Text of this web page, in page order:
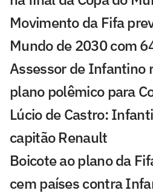
Movimento da Fifa
Mundo de 2030 com
Assessor de Infantino
plano polêmico para
Lúcio de Castro:
capitão Renault
Boicote ao plano da
cem países contra